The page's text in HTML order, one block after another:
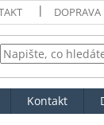
DOPRAVA
Kontakt